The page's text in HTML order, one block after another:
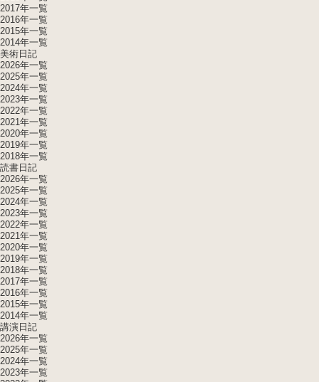
2017年一覧
2016年一覧
2015年一覧
2014年一覧
美術日記
2026年一覧
2025年一覧
2024年一覧
2023年一覧
2022年一覧
2021年一覧
2020年一覧
2019年一覧
2018年一覧
読書日記
2026年一覧
2025年一覧
2024年一覧
2023年一覧
2022年一覧
2021年一覧
2020年一覧
2019年一覧
2018年一覧
2017年一覧
2016年一覧
2015年一覧
2014年一覧
講演日記
2026年一覧
2025年一覧
2024年一覧
2023年一覧